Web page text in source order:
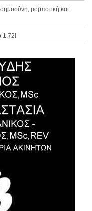
ρομποτική και
1.72!